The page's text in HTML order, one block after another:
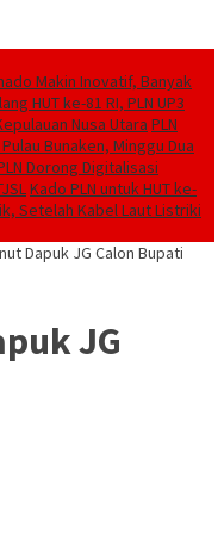
Makin Inovatif, Banyak
HUT ke-81 RI, PLN UP3
Nusa Utara PLN
Bunaken, Minggu Dua
Dorong Digitalisasi
Kado PLN untuk HUT ke-
Setelah Kabel Laut Listriki
Dapuk JG Calon Bupati
JG